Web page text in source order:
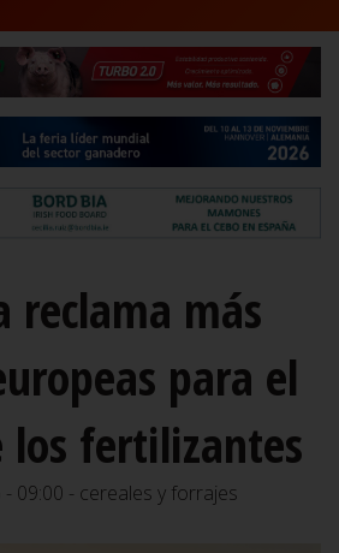
reclama más
para el
los fertilizantes
09:00 - cereales y forrajes